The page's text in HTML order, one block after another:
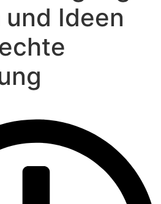
Ideen